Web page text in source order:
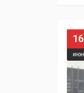
16
июн